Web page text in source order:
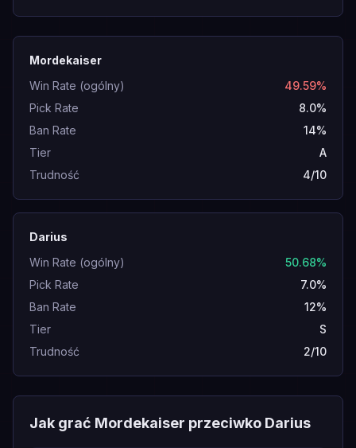
Mordekaiser
Win Rate (ogólny)
49.59%
Pick Rate
8.0%
Ban Rate
14%
Tier
A
Trudność
4/10
Darius
Win Rate (ogólny)
50.68%
Pick Rate
7.0%
Ban Rate
12%
Tier
S
Trudność
2/10
Jak grać Mordekaiser przeciwko Darius